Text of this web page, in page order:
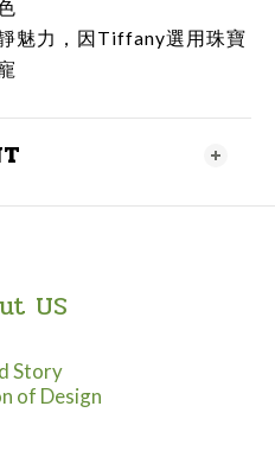
魅力，因Tiffany選用珠寶
US
Story
of Design